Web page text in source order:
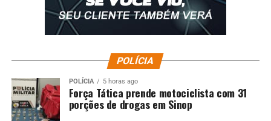
POLÍCIA
POLÍCIA 5 horas ago
Força Tática prende motociclista com 31
porções de drogas em Sinop